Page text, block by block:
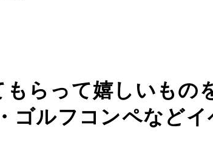
もらって嬉しいもの
ゴルフコンペなどイ